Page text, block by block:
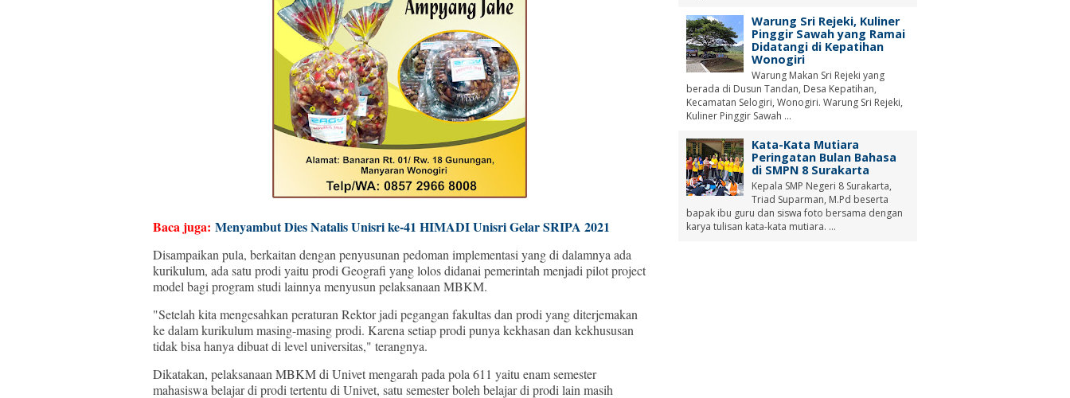
Baca juga: Menyambut Dies Natalis Unisri ke-41 HIMADI Unisri Gelar SRIPA 2021
Disampaikan pula, berkaitan dengan penyusunan pedoman implementasi yang di dalamnya ada
kurikulum, ada satu prodi yaitu prodi Geografi yang lolos didanai pemerintah menjadi pilot project
model bagi program studi lainnya menyusun pelaksanaan MBKM.
"Setelah kita mengesahkan peraturan Rektor jadi pegangan fakultas dan prodi yang diterjemakan
ke dalam kurikulum masing-masing prodi. Karena setiap prodi punya kekhasan dan kekhususan
tidak bisa hanya dibuat di level universitas," terangnya.
Dikatakan, pelaksanaan MBKM di Univet mengarah pada pola 611 yaitu enam semester
mahasiswa belajar di prodi tertentu di Univet, satu semester boleh belajar di prodi lain masih
Warung Sri Rejeki, Kuliner
Pinggir Sawah yang Ramai
Didatangi di Kepatihan
Wonogiri
Warung Makan Sri Rejeki yang
berada di Dusun Tandan, Desa Kepatihan,
Kecamatan Selogiri, Wonogiri. Warung Sri Rejeki,
Kuliner Pinggir Sawah ...
Kata-Kata Mutiara
Peringatan Bulan Bahasa
di SMPN 8 Surakarta
Kepala SMP Negeri 8 Surakarta,
Triad Suparman, M.Pd beserta
bapak ibu guru dan siswa foto bersama dengan
karya tulisan kata-kata mutiara. ...